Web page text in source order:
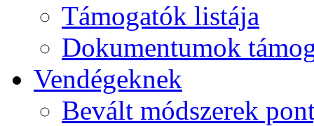
Támogatók listája
Dokumentumok
Vendégeknek
Bevált módszerek